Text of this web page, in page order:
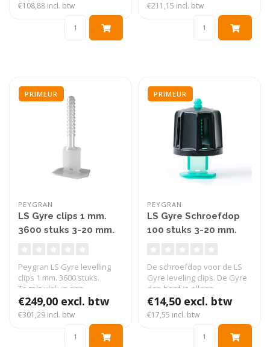
€108,88 incl. btw €211,15 incl. btw
PRIMEUR
PEYGRAN
LS Gyre clips 1 mm.
3600 stuks 3-20 mm.
Peygran LS Gyre levelling
clips 1 mm. 3600 stuks.
Tegels vlak in een
handomdraai..
€249,00 excl. btw
€301,29 incl. btw
PRIMEUR
PEYGRAN
LS Gyre Schroefdop
100 stuks 3-20 mm.
De schroefdop voor de LS
Gyre leveling clips. De Gyre
dop hoef je alleen
bovenop..
€14,50 excl. btw
€17,55 incl. btw